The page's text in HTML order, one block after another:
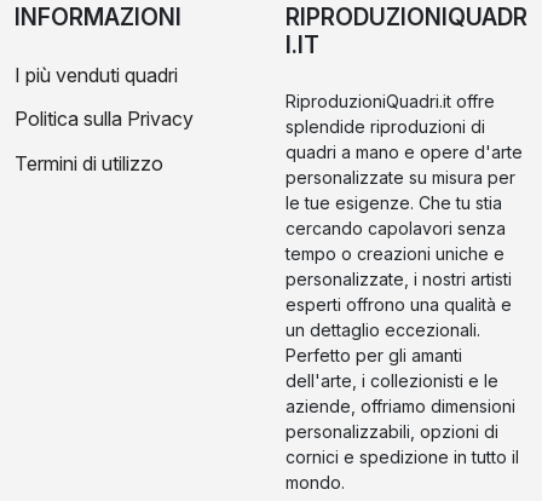
INFORMAZIONI
I più venduti quadri
Politica sulla Privacy
Termini di utilizzo
RIPRODUZIONIQUADR
I.IT
RiproduzioniQuadri.it offre
splendide riproduzioni di
quadri a mano e opere d'arte
personalizzate su misura per
le tue esigenze. Che tu stia
cercando capolavori senza
tempo o creazioni uniche e
personalizzate, i nostri artisti
esperti offrono una qualità e
un dettaglio eccezionali.
Perfetto per gli amanti
dell'arte, i collezionisti e le
aziende, offriamo dimensioni
personalizzabili, opzioni di
cornici e spedizione in tutto il
mondo.